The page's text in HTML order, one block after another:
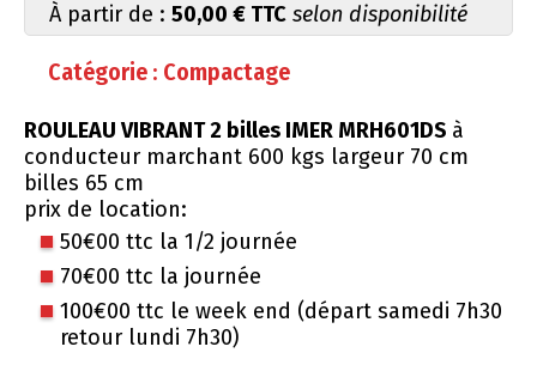
À partir de : 50,00 € TTC selon disponibilité
Catégorie : Compactage
ROULEAU VIBRANT 2 billes IMER MRH601DS à
conducteur marchant 600 kgs largeur 70 cm
billes 65 cm
prix de location:
50€00 ttc la 1/2 journée
70€00 ttc la journée
100€00 ttc le week end (départ samedi 7h30
retour lundi 7h30)